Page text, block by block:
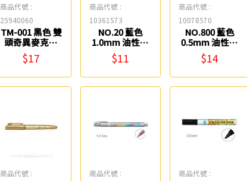
商品代號 :
25940060
TM-001 黑色 雙
頭奇異麥克筆
雄獅
$17
商品代號 :
10361573
NO.20 藍色
1.0mm 油性速
乾筆 英士
$11
商品代號 :
10078570
NO.800 藍色
0.5mm 油性超
$14
商品代號 :
商品代號 :
商品代號 :